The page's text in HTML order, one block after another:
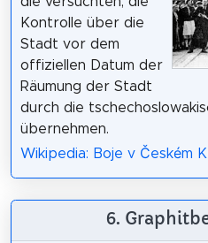
Kontrolle über die
Stadt vor dem
offiziellen Datum der
Räumung der Stadt
durch die
übernehmen.
Wikipedia: Boje v Českém
6.